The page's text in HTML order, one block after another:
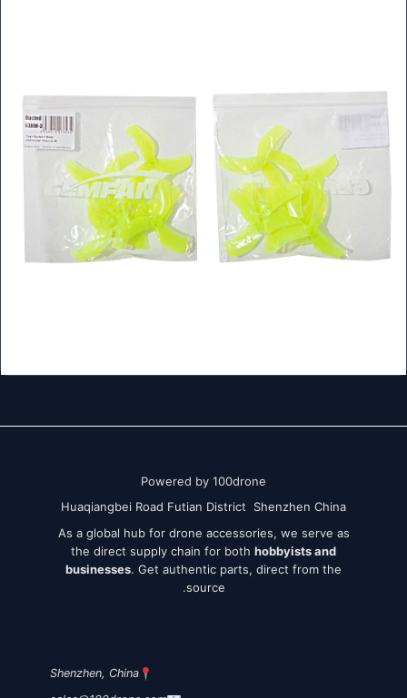
Powered by 100drone
Huaqiangbei Road Futian District Shenzhen China
As a global hub for drone accessories, we serve as
the direct supply chain for both hobbyists and
businesses. Get authentic parts, direct from the
source.
Shenzhen, China